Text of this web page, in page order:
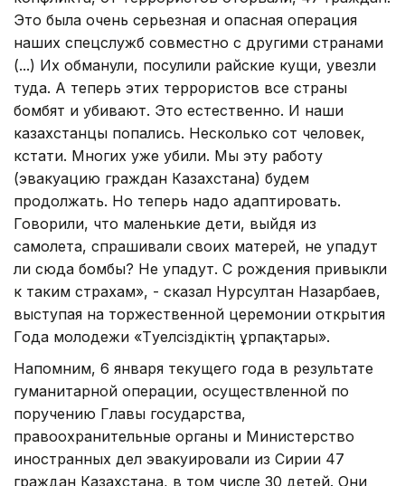
Это была очень серьезная и опасная операция
наших спецслужб совместно с другими странами
(...) Их обманули, посулили райские кущи, увезли
туда. А теперь этих террористов все страны
бомбят и убивают. Это естественно. И наши
казахстанцы попались. Несколько сот человек,
кстати. Многих уже убили. Мы эту работу
(эвакуацию граждан Казахстана) будем
продолжать. Но теперь надо адаптировать.
Говорили, что маленькие дети, выйдя из
самолета, спрашивали своих матерей, не упадут
ли сюда бомбы? Не упадут. С рождения привыкли
к таким страхам», - сказал Нурсултан Назарбаев,
выступая на торжественной церемонии открытия
Года молодежи «Тәуелсіздіктің ұрпақтары».
Напомним, 6 января текущего года в результате
гуманитарной операции, осуществленной по
поручению Главы государства,
правоохранительные органы и Министерство
иностранных дел эвакуировали из Сирии 47
граждан Казахстана, в том числе 30 детей. Они